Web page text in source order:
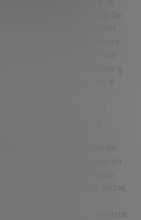
mientras modelos como
a través de una
modificarlos, e
su familia de modelos
enero, la startup china
Incluso lo ofrecen en
afirma que ha sido
es el control: